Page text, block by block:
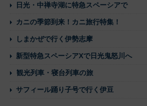
日光・中禅寺湖に特急スペーシアで
カニの季節到来！カニ旅行特集！
しまかぜで行く伊勢志摩
新型特急スペーシアXで日光鬼怒川へ
観光列車・寝台列車の旅
サフィール踊り子号で行く伊豆